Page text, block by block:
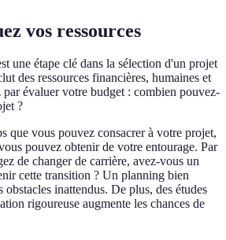
vos ressources
une étape clé dans la sélection d'un projet
des ressources financières, humaines et
par évaluer votre budget : combien pouvez-
?
que vous pouvez consacrer à votre projet,
pouvez obtenir de votre entourage. Par
de changer de carrière, avez-vous un
cette transition ? Un planning bien
obstacles inattendus. De plus, des études
rigoureuse augmente les chances de